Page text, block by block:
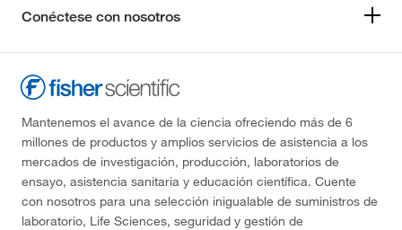
Conéctese con nosotros
Mantenemos el avance de la ciencia ofreciendo más de 6
millones de productos y amplios servicios de asistencia a los
mercados de investigación, producción, laboratorios de
ensayo, asistencia sanitaria y educación científica. Cuente
con nosotros para una selección inigualable de suministros de
laboratorio, Life Sciences, seguridad y gestión de